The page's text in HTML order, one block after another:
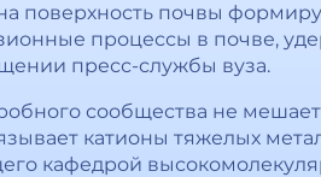
поверхность почвы
процессы в почве,
пресс-службы вуза.
сообщества не
катионы тяжелых
кафедрой